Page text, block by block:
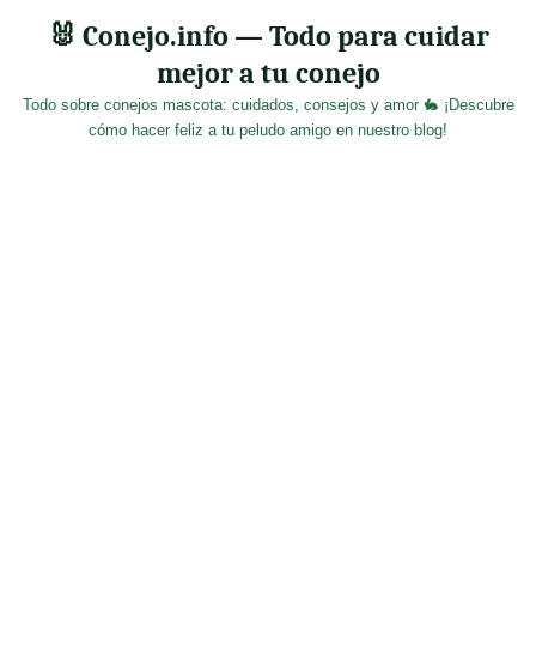
🐰 Conejo.info — Todo para cuidar
mejor a tu conejo
Todo sobre conejos mascota: cuidados, consejos y amor 🐇 ¡Descubre
cómo hacer feliz a tu peludo amigo en nuestro blog!